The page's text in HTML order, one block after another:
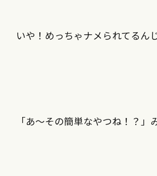
いや！めっちゃナメられてるん
「あ〜その簡単なやつね！？」